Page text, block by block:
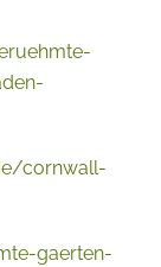
cornwall-
gaerten-